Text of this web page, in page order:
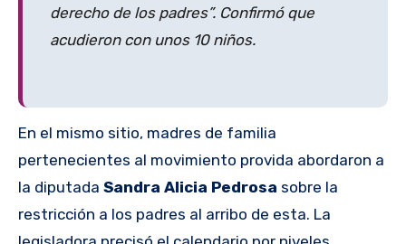
derecho de los padres”. Confirmó que
acudieron con unos 10 niños.
En el mismo sitio, madres de familia
pertenecientes al movimiento provida abordaron a
la diputada Sandra Alicia Pedrosa sobre la
restricción a los padres al arribo de esta. La